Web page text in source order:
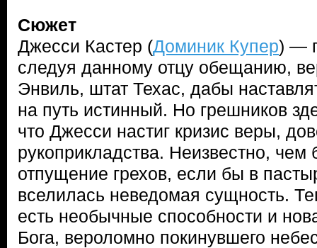
Сюжет
Джесси Кастер (Доминик Купер) —
следуя данному отцу обещанию,
Энвиль, штат Техас, дабы
на путь истинный. Но грешников
что Джесси настиг кризис веры,
рукоприкладства. Неизвестно, чем
отпущение грехов, если бы в
вселилась неведомая сущность.
есть необычные способности и
Бога, вероломно покинувшего